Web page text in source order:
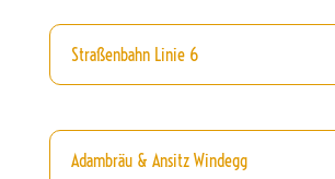
Straßenbahn Linie 6
Adambräu & Ansitz Windegg